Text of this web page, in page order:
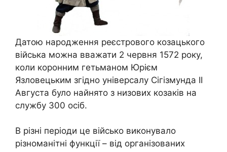
Датою народження реєстрового козацького
війська можна вважати 2 червня 1572 року,
коли коронним гетьманом Юрієм
Язловецьким згідно універсалу Сігізмунда ІІ
Августа було найнято з низових козаків на
службу 300 осіб.
В різні періоди це військо виконувало
різноманітні функції – від організованих